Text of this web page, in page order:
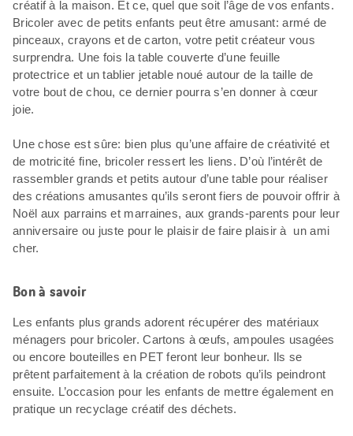
créatif à la maison. Et ce, quel que soit l’âge de vos enfants.
Bricoler avec de petits enfants peut être amusant: armé de
pinceaux, crayons et de carton, votre petit créateur vous
surprendra. Une fois la table couverte d’une feuille
protectrice et un tablier jetable noué autour de la taille de
votre bout de chou, ce dernier pourra s’en donner à cœur
joie.
Une chose est sûre: bien plus qu’une affaire de créativité et
de motricité fine, bricoler ressert les liens. D’où l’intérêt de
rassembler grands et petits autour d’une table pour réaliser
des créations amusantes qu’ils seront fiers de pouvoir offrir à
Noël aux parrains et marraines, aux grands-parents pour leur
anniversaire ou juste pour le plaisir de faire plaisir à un ami
cher.
Bon à savoir
Les enfants plus grands adorent récupérer des matériaux
ménagers pour bricoler. Cartons à œufs, ampoules usagées
ou encore bouteilles en PET feront leur bonheur. Ils se
prêtent parfaitement à la création de robots qu’ils peindront
ensuite. L’occasion pour les enfants de mettre également en
pratique un recyclage créatif des déchets.